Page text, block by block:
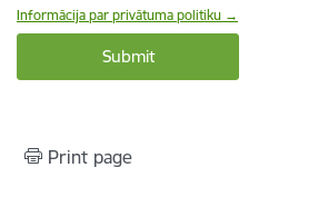
Informācija par privātuma politiku →
Print page